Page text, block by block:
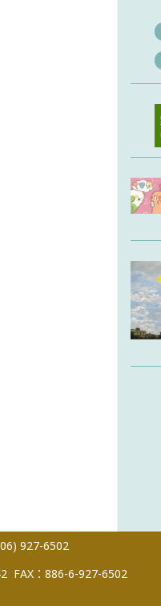
927-6502
FAX：886-6-927-6502